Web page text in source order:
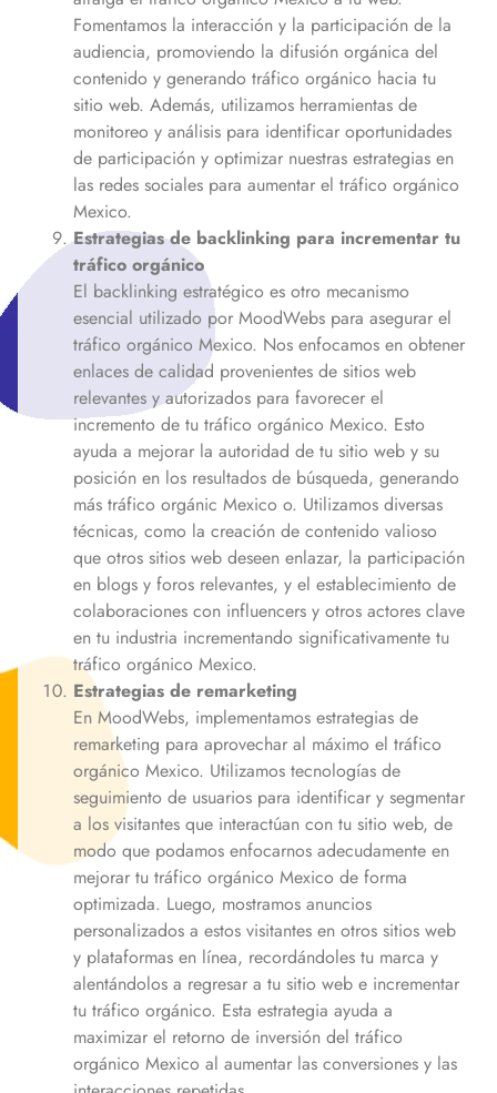
Fomentamos la interacción y la participación de la
audiencia, promoviendo la difusión orgánica del
contenido y generando tráfico orgánico hacia tu
sitio web. Además, utilizamos herramientas de
monitoreo y análisis para identificar oportunidades
de participación y optimizar nuestras estrategias en
las redes sociales para aumentar el tráfico orgánico
Mexico.
Estrategias de backlinking para incrementar tu
tráfico orgánico
El backlinking estratégico es otro mecanismo
esencial utilizado por MoodWebs para asegurar el
tráfico orgánico Mexico. Nos enfocamos en obtener
enlaces de calidad provenientes de sitios web
relevantes y autorizados para favorecer el
incremento de tu tráfico orgánico Mexico. Esto
ayuda a mejorar la autoridad de tu sitio web y su
posición en los resultados de búsqueda, generando
más tráfico orgánic Mexico o. Utilizamos diversas
técnicas, como la creación de contenido valioso
que otros sitios web deseen enlazar, la participación
en blogs y foros relevantes, y el establecimiento de
colaboraciones con influencers y otros actores clave
en tu industria incrementando significativamente tu
tráfico orgánico Mexico.
Estrategias de remarketing
En MoodWebs, implementamos estrategias de
remarketing para aprovechar al máximo el tráfico
orgánico Mexico. Utilizamos tecnologías de
seguimiento de usuarios para identificar y segmentar
a los visitantes que interactúan con tu sitio web, de
modo que podamos enfocarnos adecudamente en
mejorar tu tráfico orgánico Mexico de forma
optimizada. Luego, mostramos anuncios
personalizados a estos visitantes en otros sitios web
y plataformas en línea, recordándoles tu marca y
alentándolos a regresar a tu sitio web e incrementar
tu tráfico orgánico. Esta estrategia ayuda a
maximizar el retorno de inversión del tráfico
orgánico Mexico al aumentar las conversiones y las